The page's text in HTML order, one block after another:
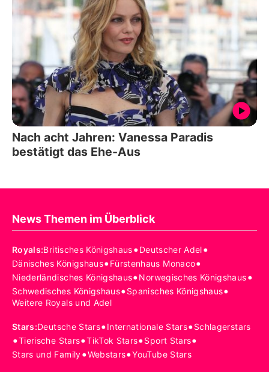
Nach acht Jahren: Vanessa Paradis
bestätigt das Ehe-Aus
News Themen im Überblick
Royals:Britisches Königshaus•Deutscher Adel•
Dänisches Königshaus•Fürstenhaus Monaco•
Niederländisches Königshaus•Norwegisches Königshaus•
Schwedisches Königshaus•Spanisches Königshaus•
Weitere Royals und Adel
Stars:Deutsche Stars•Internationale Stars•Schlagerstars
•Tierische Stars•TikTok Stars•Sport Stars•
Stars und Family•Webstars•YouTube Stars